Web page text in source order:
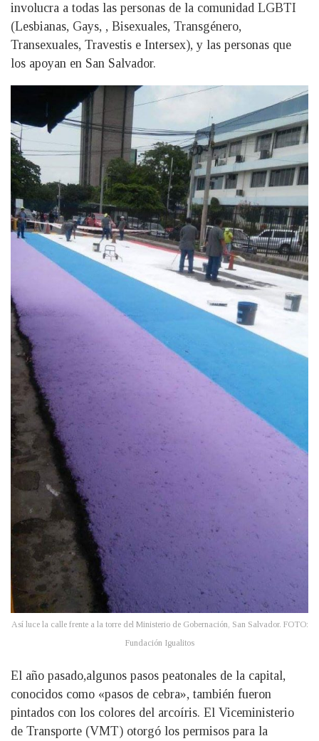
involucra a todas las personas de la comunidad LGBTI
(Lesbianas, Gays, , Bisexuales, Transgénero,
Transexuales, Travestis e Intersex), y las personas que
los apoyan en San Salvador.
Así luce la calle frente a la torre del Ministerio de Gobernación, San Salvador. FOTO:
Fundación Igualitos
El año pasado,algunos pasos peatonales de la capital,
conocidos como «pasos de cebra», también fueron
pintados con los colores del arcoíris. El Viceministerio
de Transporte (VMT) otorgó los permisos para la